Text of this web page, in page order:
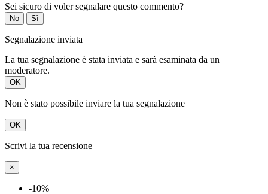
Sei sicuro di voler segnalare questo commento?
No Sì
Segnalazione inviata
La tua segnalazione è stata inviata e sarà esaminata da un
moderatore.
OK
Non è stato possibile inviare la tua segnalazione
OK
Scrivi la tua recensione
×
-10%